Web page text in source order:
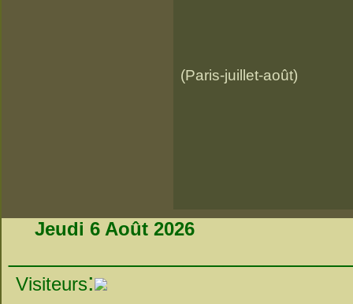
(Paris-juillet-août)
Jeudi 6 Août 2026
Visiteurs: